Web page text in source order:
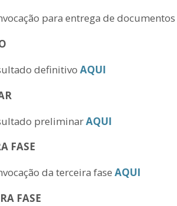
para entrega de documentos
definitivo AQUI
preliminarAQUI
FASE
da terceira fase AQUI
FASE